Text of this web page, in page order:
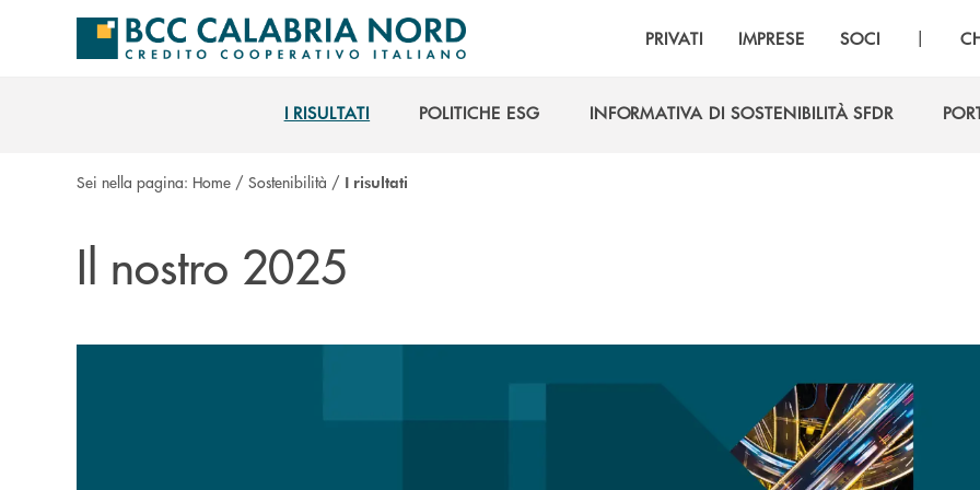
Salta al contenuto principale
PRIVATI IMPRESE SOCI |
I RISULTATI
POLITICHE ESG
INFORMATIVA DI SOSTENIBILITÀ SFDR
Sei nella pagina: Home / Sostenibilità / I risultati
Il nostro 2025